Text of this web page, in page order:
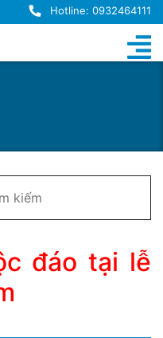
Hotline: 0932464111
đáo tại lễ